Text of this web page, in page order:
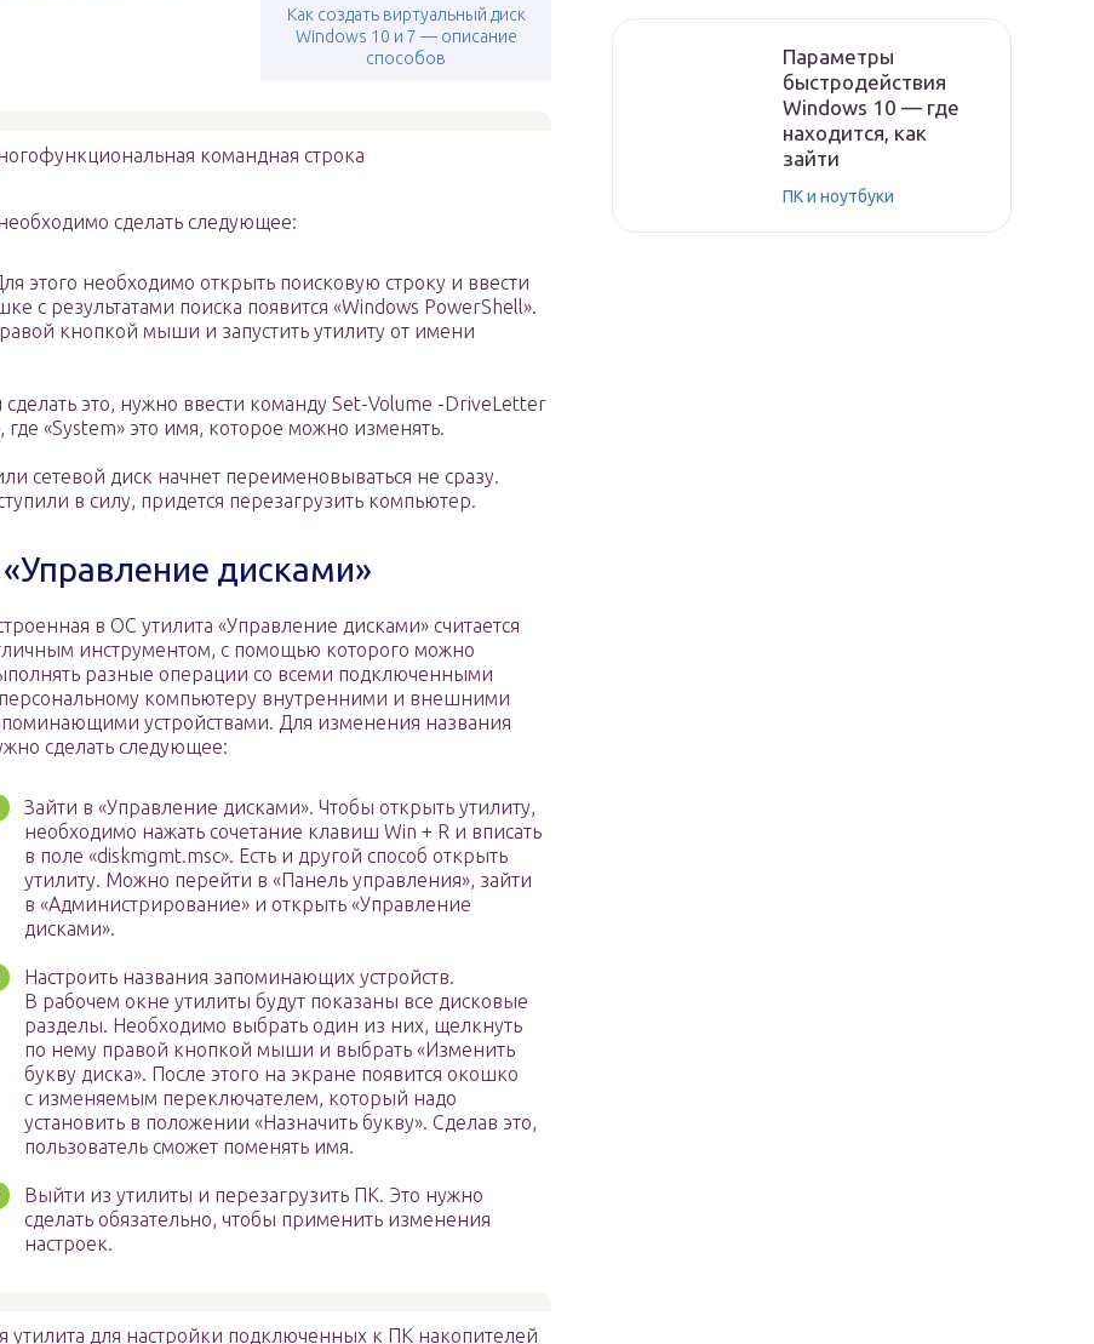
Как создать виртуальный диск
Windows 10 и 7 — описание
способов
командная строка
сделать следующее:
этого необходимо открыть поисковую строку и ввести
с результатами поиска появится «Windows PowerShell».
кнопкой мыши и запустить утилиту от имени
это, нужно ввести команду Set-Volume -DriveLetter
где «System» это имя, которое можно изменять.
сетевой диск начнет переименовываться не сразу.
в силу, придется перезагрузить компьютер.
дисками»
в ОС утилита «Управление дисками» считается
инструментом, с помощью которого можно
разные операции со всеми подключенными
компьютеру внутренними и внешними
устройствами. Для изменения названия
сделать следующее:
Зайти в «Управление дисками». Чтобы открыть утилиту,
необходимо нажать сочетание клавиш Win + R и вписать
в поле «diskmgmt.msc». Есть и другой способ открыть
утилиту. Можно перейти в «Панель управления», зайти
в «Администрирование» и открыть «Управление
дисками».
Настроить названия запоминающих устройств.
В рабочем окне утилиты будут показаны все дисковые
разделы. Необходимо выбрать один из них, щелкнуть
по нему правой кнопкой мыши и выбрать «Изменить
букву диска». После этого на экране появится окошко
с изменяемым переключателем, который надо
установить в положении «Назначить букву». Сделав это,
пользователь сможет поменять имя.
Выйти из утилиты и перезагрузить ПК. Это нужно
сделать обязательно, чтобы применить изменения
настроек.
для настройки подключенных к ПК накопителей
Параметры
быстродействия
Windows 10 — где
находится, как
зайти
ПК и ноутбуки